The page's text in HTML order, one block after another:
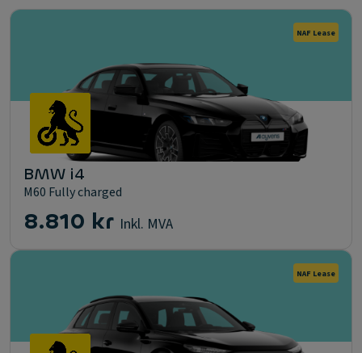
NAF Lease
BMW i4
M60 Fully charged
8.810 kr Inkl. MVA
NAF Lease